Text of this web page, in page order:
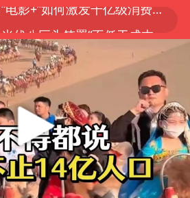
泰国初中生饮弹自尽前开了26枪
预计“白海豚”明晚将在浙江舟山到福建福鼎一带沿海登陆
用AI造出新病毒意味着什么
实时追踪台风白海豚
美股创4月份以来最大单周涨幅
俄黑客称掌握北约直接参与袭俄证据